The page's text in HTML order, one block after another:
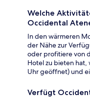
Welche
Occidental
In den wärmeren
der Nähe zur
oder profitiere von
Hotel zu bieten hat,
Uhr geöffnet) und
Verfügt